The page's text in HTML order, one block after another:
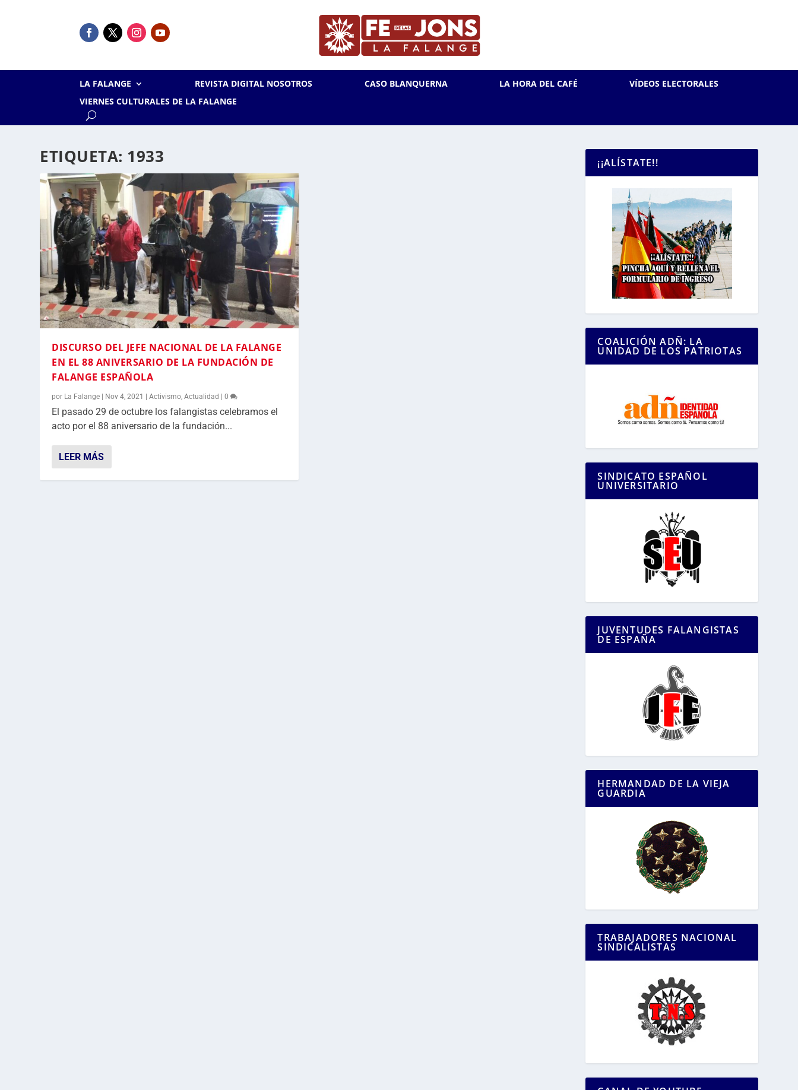
LA FALANGE REVISTA DIGITAL NOSOTROS CASO BLANQUERNA LA HORA DEL CAFÉ
VÍDEOS ELECTORALES
VIERNES CULTURALES DE LA FALANGE
ETIQUETA: 1933
DISCURSO DEL JEFE NACIONAL DE LA FALANGE
EN EL 88 ANIVERSARIO DE LA FUNDACIÓN DE
FALANGE ESPAÑOLA
por La Falange Nov 4, 2021 |Activismo,Actualidad |0
El pasado 29 de octubre los falangistas celebramos el
acto por el 88 aniversario de la fundación...
LEER MÁS
¡¡ALÍSTATE!!
COALICIÓN ADÑ: LA
UNIDAD DE LOS PATRIOTAS
SINDICATO ESPAÑOL
UNIVERSITARIO
JUVENTUDES FALANGISTAS
DE ESPAÑA
HERMANDAD DE LA VIEJA
GUARDIA
TRABAJADORES NACIONAL
SINDICALISTAS